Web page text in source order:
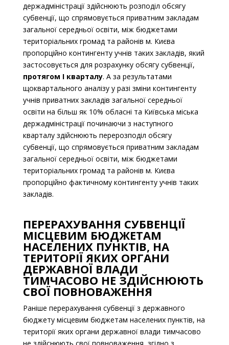
держадміністрації здійснюють розподіл обсягу
субвенції, що спрямовується приватним закладам
загальної середньої освіти, між бюджетами
територіальних громад та районів м. Києва
пропорційно контингенту учнів таких закладів, який
застосовується для розрахунку обсягу субвенції,
протягом І кварталу. А за результатами
щоквартального аналізу у разі зміни контингенту
учнів приватних закладів загальної середньої
освіти на більш як 10% обласні та Київська міська
держадміністрації починаючи з наступного
кварталу здійснюють перерозподіл обсягу
субвенції, що спрямовується приватним закладам
загальної середньої освіти, між бюджетами
територіальних громад та районів м. Києва
пропорційно фактичному контингенту учнів таких
закладів.
ПЕРЕРАХУВАННЯ СУБВЕНЦІЇ
МІСЦЕВИМ БЮДЖЕТАМ
НАСЕЛЕНИХ ПУНКТІВ, НА
ТЕРИТОРІЇ ЯКИХ ОРГАНИ
ДЕРЖАВНОЇ ВЛАДИ
ТИМЧАСОВО НЕ ЗДІЙСНЮЮТЬ
СВОЇ ПОВНОВАЖЕННЯ
Раніше перерахування субвенції з державного
бюджету місцевим бюджетам населених пунктів, на
території яких органи державної влади тимчасово